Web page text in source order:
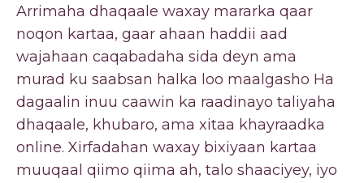
Arrimaha dhaqaale waxay mararka qaar
noqon kartaa, gaar ahaan haddii aad
wajahaan caqabadaha sida deyn ama
murad ku saabsan halka loo maalgasho Ha
dagaalin inuu caawin ka raadinayo taliyaha
dhaqaale, khubaro, ama xitaa khayraadka
online. Xirfadahan waxay bixiyaan kartaa
muuqaal qiimo qiima ah, talo shaaciyey, iyo